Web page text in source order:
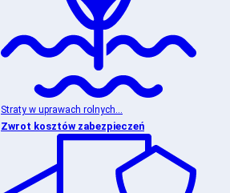
Straty w uprawach rolnych...
Zwrot kosztów zabezpieczeń